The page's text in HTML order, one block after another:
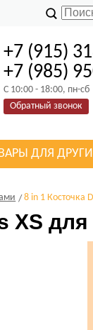
+7 (915)
+7 (985)
C 10:00 - 18:00, пн-сб
Обратный звонок
ДЛЯ
8 in 1 Косточка
XS